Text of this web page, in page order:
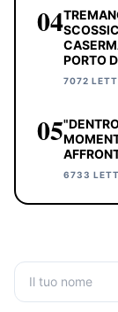
04
PORTO
7072
05
6733